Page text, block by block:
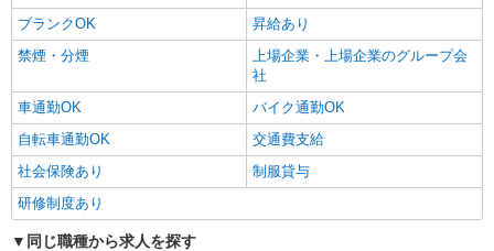
ブランクOK
昇給あり
禁煙・分煙
上場企業・上場企業のグループ会
社
車通勤OK
バイク通勤OK
自転車通勤OK
交通費支給
社会保険あり
制服貸与
研修制度あり
同じ職種から求人を探す